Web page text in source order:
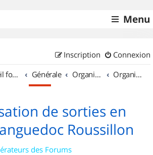
Menu
Connexion
Inscription
Accueil forum Générale Organisation de sorties & Recherche de partenaires Organisation de sorties en région Languedoc Roussillon
de sorties en
Roussillon
des Forums